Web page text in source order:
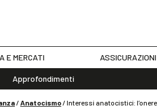
E MERCATI
Approfondimenti
/Anatocismo/Interessi anatocistici: